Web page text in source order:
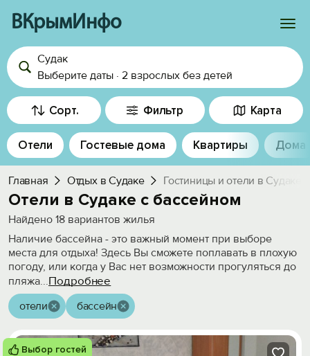
ВКрымИнфо
Войти
Избранное
История просмотра
Добавить свой объект
Судак
Выберите даты · 2 взрослых без детей
Сорт. Фильтр Карта
Отели Гостевые дома Квартиры Дома
Главная Отдых в Судаке Гостиницы и отели в Судаке
Отели в Судаке с бассейном
Найдено 18 вариантов жилья
Наличие бассейна - это важный момент при выборе
места для отдыха! Здесь Вы сможете поплавать в плохую
погоду, или когда у Вас нет возможности прогуляться до
пляжа...Подробнее
отели бассейн
Выбор гостей